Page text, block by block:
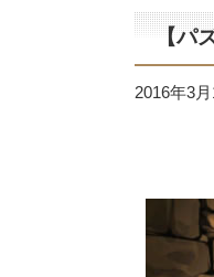
【パ
2016年3月